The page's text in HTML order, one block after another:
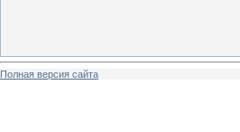
Полная версия сайта